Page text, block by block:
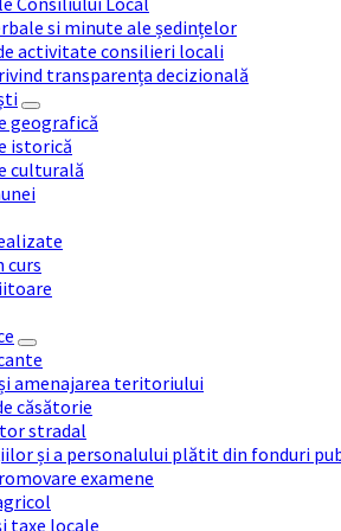
si minute ale ședințelor
activitate consilieri locali
transparența decizională
geografică
istorică
culturală
curs
amenajarea teritoriului
căsătorie
stradal
și a personalului plătit din fonduri
examene
taxe locale